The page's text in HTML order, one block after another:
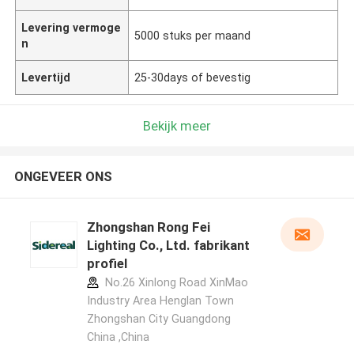
Levering vermoge
n
5000 stuks per maand
Levertijd 25-30days of bevestig
Bekijk meer
ONGEVEER ONS
Zhongshan Rong Fei
Lighting Co., Ltd. fabrikant
profiel
No.26 Xinlong Road XinMao
Industry Area Henglan Town
Zhongshan City Guangdong
China ,China